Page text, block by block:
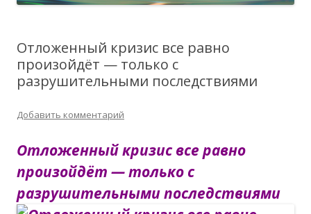
Отложенный кризис все равно
произойдёт — только с
разрушительными последствиями
Добавить комментарий
Отложенный кризис все равно
произойдёт — только с
разрушительными последствиями